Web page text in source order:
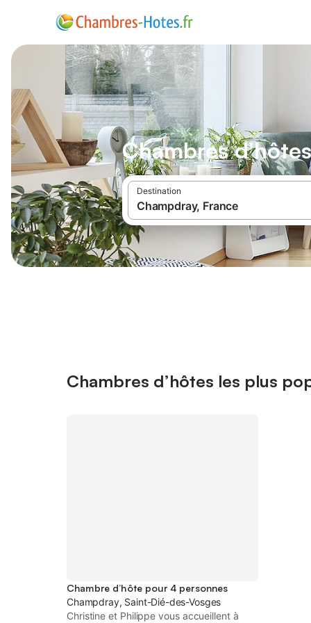
Chambres
Destination
Chambres d’hôtes les plus
Chambre d’hôte pour 4 personnes
Champdray, Saint-Dié-des-Vosges
Christine et Philippe vous accueillent à